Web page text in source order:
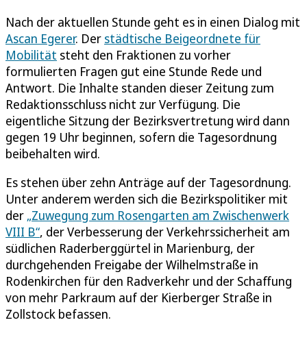
Nach der aktuellen Stunde geht es in einen Dialog mit
Ascan Egerer. Der städtische Beigeordnete für
Mobilität steht den Fraktionen zu vorher
formulierten Fragen gut eine Stunde Rede und
Antwort. Die Inhalte standen dieser Zeitung zum
Redaktionsschluss nicht zur Verfügung. Die
eigentliche Sitzung der Bezirksvertretung wird dann
gegen 19 Uhr beginnen, sofern die Tagesordnung
beibehalten wird.
Es stehen über zehn Anträge auf der Tagesordnung.
Unter anderem werden sich die Bezirkspolitiker mit
der „Zuwegung zum Rosengarten am Zwischenwerk
VIII B“, der Verbesserung der Verkehrssicherheit am
südlichen Raderberggürtel in Marienburg, der
durchgehenden Freigabe der Wilhelmstraße in
Rodenkirchen für den Radverkehr und der Schaffung
von mehr Parkraum auf der Kierberger Straße in
Zollstock befassen.